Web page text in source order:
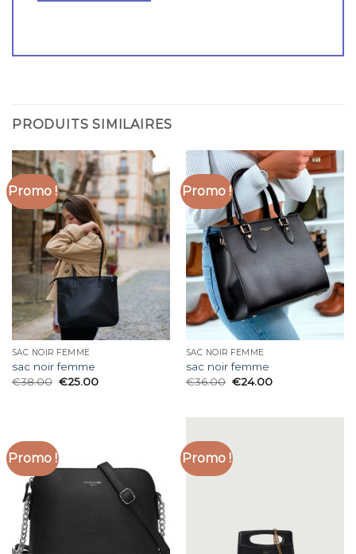
PRODUITS SIMILAIRES
Promo !
SAC NOIR FEMME
sac noir femme
€38.00 €25.00
Promo !
SAC NOIR FEMME
sac noir femme
€36.00 €24.00
Promo ! Promo !